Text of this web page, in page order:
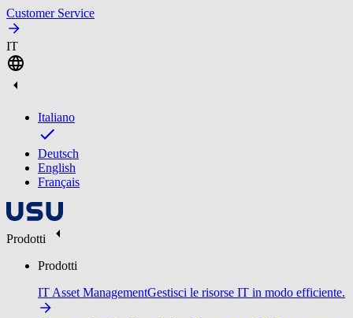
Customer Service
IT
Italiano
Deutsch
English
Français
Prodotti
Prodotti
IT Asset ManagementGestisci le risorse IT in modo efficiente.